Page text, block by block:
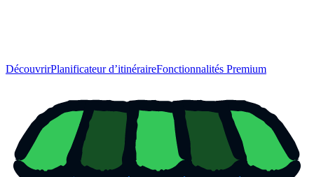
DécouvrirPlanificateur d’itinéraireFonctionnalités Premium